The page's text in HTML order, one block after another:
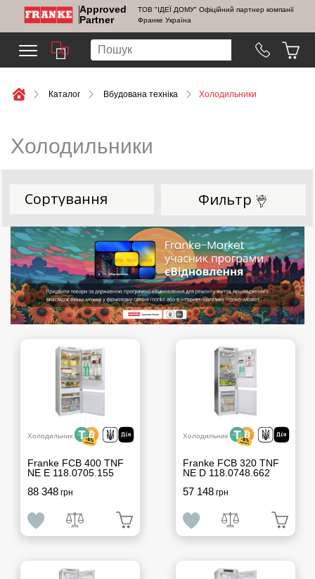
Approved
Partner
ТОВ "ІДЕЇ ДОМУ" Офіційний партнер компанії
Франке Україна
Каталог Вбудована техніка Холодильники
Холодильники
Фильтр
Холодильник
Franke FCB 400 TNF
NE E 118.0705.155
88 348грн
Холодильник
Franke FCB 320 TNF
NE D 118.0748.662
57 148грн